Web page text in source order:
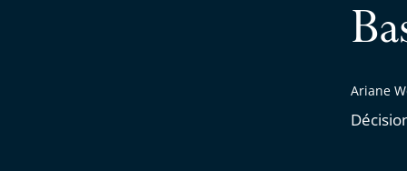
Ariane